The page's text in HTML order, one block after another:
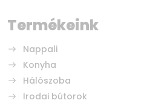
Termékeink
Nappali
Konyha
Hálószoba
Irodai bútorok